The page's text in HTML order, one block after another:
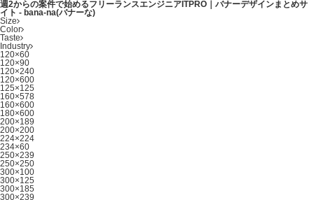
週2からの案件で始めるフリーランスエンジニアITPRO｜バナーデザインまとめサ
イト - bana-na(バナーな)
Size
Color
Taste
Industry
120×60
120×90
120×240
120×600
125×125
160×578
160×600
180×600
200×189
200×200
224×224
234×60
250×239
250×250
300×100
300×125
300×185
300×239